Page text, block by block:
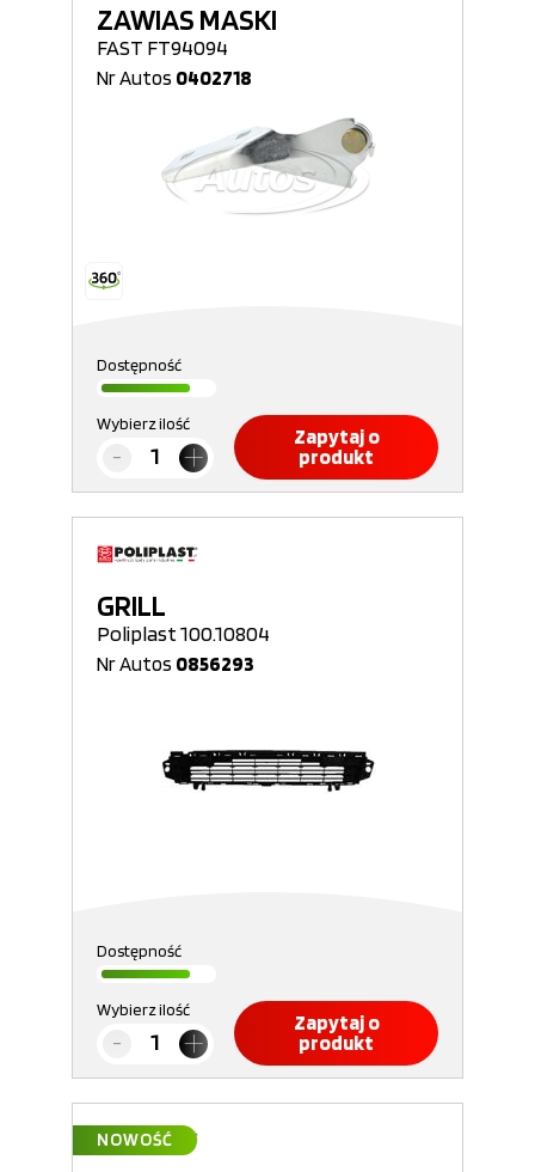
ZAWIAS MASKI
FAST FT94094
Nr Autos 0402718
Dostępność
Wybierz ilość
Zapytaj o
produkt
GRILL
Poliplast 100.10804
Nr Autos 0856293
Dostępność
Wybierz ilość
Zapytaj o
produkt
NOWOŚĆ